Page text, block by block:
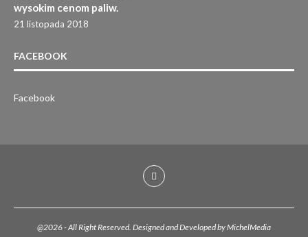
wysokim cenom paliw.
21 listopada 2018
FACEBOOK
Facebook
@2026 - All Right Reserved. Designed and Developed by MichelMedia